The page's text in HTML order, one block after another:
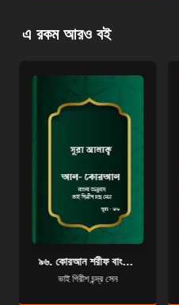
এ রকম আরও বই
৯৬. কোরআন শরীফ বাংলা অনুবাদ - সূরা আলাক্ব
ভাই গিরীশ চন্দ্র সেন